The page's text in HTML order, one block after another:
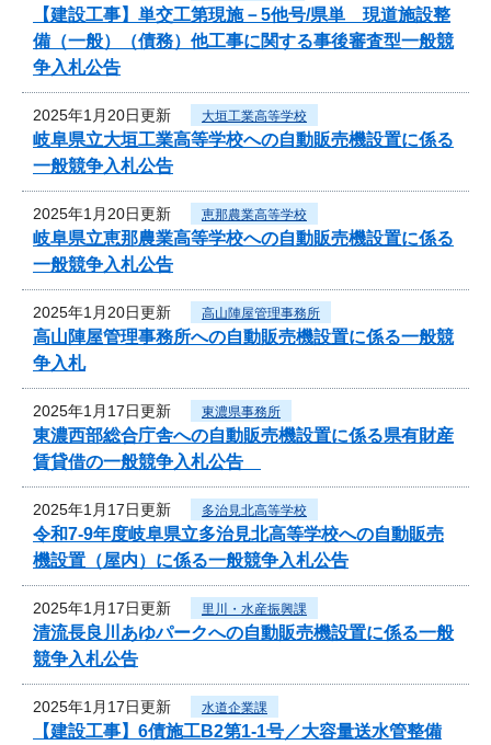
【建設工事】単交工第現施－5他号/県単 現道施設整
備（一般）（債務）他工事に関する事後審査型一般競
争入札公告
2025年1月20日更新 大垣工業高等学校
岐阜県立大垣工業高等学校への自動販売機設置に係る
一般競争入札公告
2025年1月20日更新 恵那農業高等学校
岐阜県立恵那農業高等学校への自動販売機設置に係る
一般競争入札公告
2025年1月20日更新 高山陣屋管理事務所
高山陣屋管理事務所への自動販売機設置に係る一般競
争入札
2025年1月17日更新 東濃県事務所
東濃西部総合庁舎への自動販売機設置に係る県有財産
賃貸借の一般競争入札公告
2025年1月17日更新 多治見北高等学校
令和7‐9年度岐阜県立多治見北高等学校への自動販売
機設置（屋内）に係る一般競争入札公告
2025年1月17日更新 里川・水産振興課
清流長良川あゆパークへの自動販売機設置に係る一般
競争入札公告
2025年1月17日更新 水道企業課
【建設工事】6債施工B2第1-1号／大容量送水管整備